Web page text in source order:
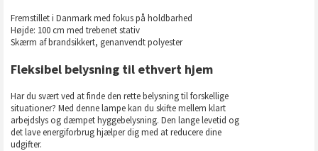
Fremstillet i Danmark med fokus på holdbarhed
Højde: 100 cm med trebenet stativ
Skærm af brandsikkert, genanvendt polyester
Fleksibel belysning til ethvert hjem
Har du svært ved at finde den rette belysning til forskellige
situationer? Med denne lampe kan du skifte mellem klart
arbejdslys og dæmpet hyggebelysning. Den lange levetid og
det lave energiforbrug hjælper dig med at reducere dine
udgifter.